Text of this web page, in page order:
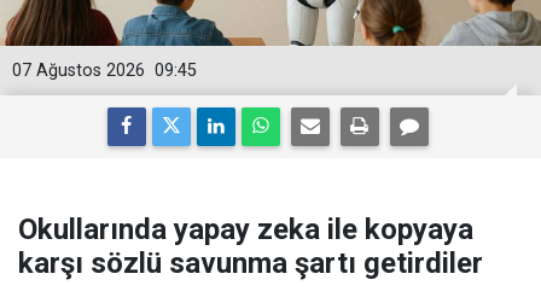
09:45
07 Ağustos 2026
Okullarında yapay zeka ile kopyaya
karşı sözlü savunma şartı getirdiler